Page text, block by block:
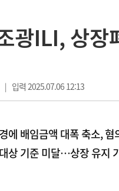
광ILI, 상
| 입력 2025.07.06 12:13
에 배임금액 대폭 축소, 혐
상 기준 미달…상장 유지